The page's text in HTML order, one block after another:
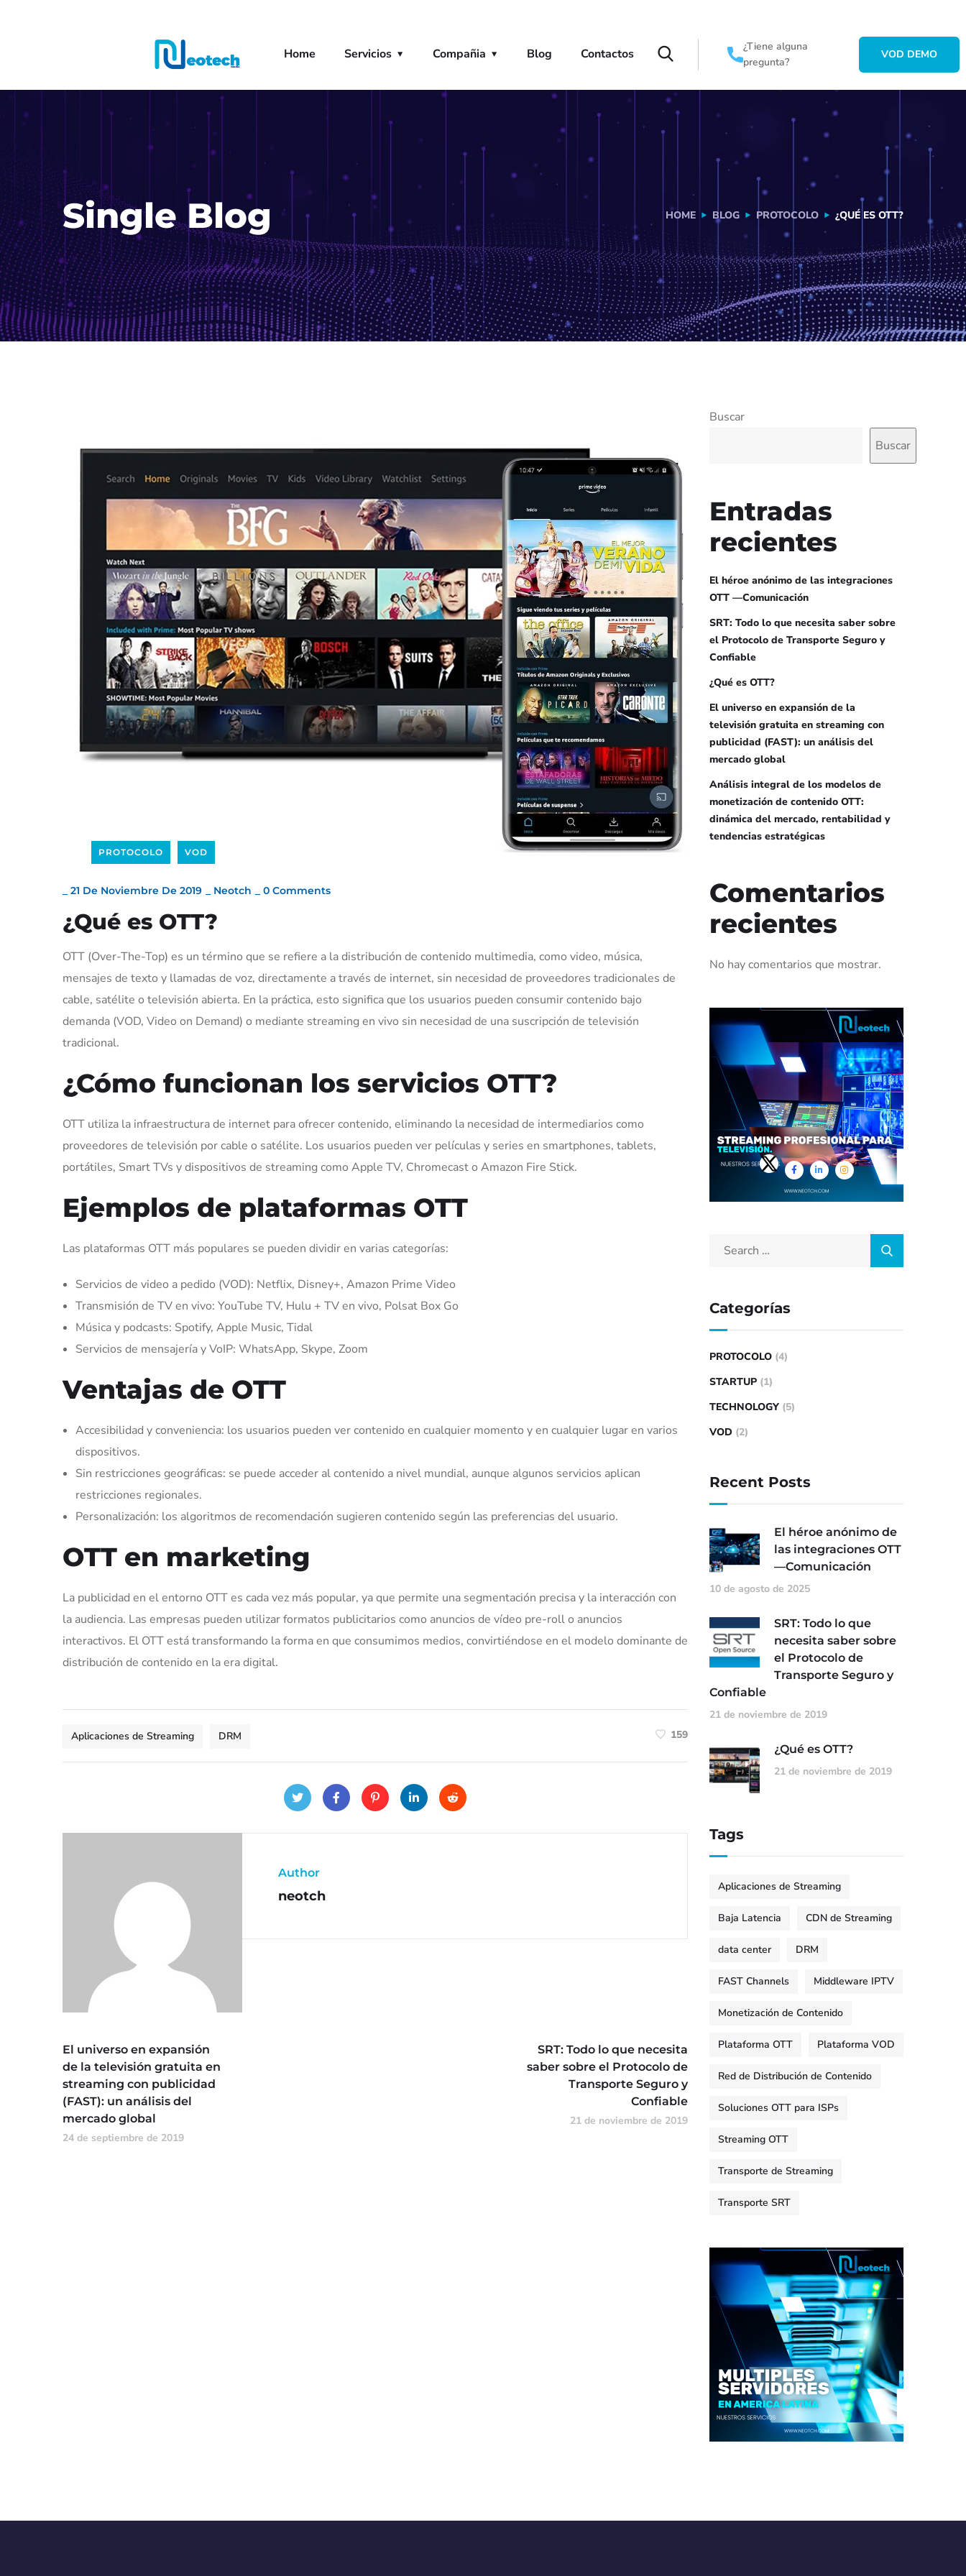
Home Servicios Compañia Blog Contactos
¿Tiene alguna
pregunta?
VOD DEMO
Single Blog HOME BLOG PROTOCOLO ¿QUÉ ES OTT?
PROTOCOLO VOD
21 De Noviembre De 2019 Neotch 0 Comments
¿Qué es OTT?
OTT (Over-The-Top) es un término que se refiere a la distribución de contenido multimedia, como video, música,
mensajes de texto y llamadas de voz, directamente a través de internet, sin necesidad de proveedores tradicionales de
cable, satélite o televisión abierta. En la práctica, esto significa que los usuarios pueden consumir contenido bajo
demanda (VOD, Video on Demand) o mediante streaming en vivo sin necesidad de una suscripción de televisión
tradicional.
¿Cómo funcionan los servicios OTT?
OTT utiliza la infraestructura de internet para ofrecer contenido, eliminando la necesidad de intermediarios como
proveedores de televisión por cable o satélite. Los usuarios pueden ver películas y series en smartphones, tablets,
portátiles, Smart TVs y dispositivos de streaming como Apple TV, Chromecast o Amazon Fire Stick.
Ejemplos de plataformas OTT
Las plataformas OTT más populares se pueden dividir en varias categorías:
Servicios de video a pedido (VOD): Netflix, Disney+, Amazon Prime Video
Transmisión de TV en vivo: YouTube TV, Hulu + TV en vivo, Polsat Box Go
Música y podcasts: Spotify, Apple Music, Tidal
Servicios de mensajería y VoIP: WhatsApp, Skype, Zoom
Ventajas de OTT
Accesibilidad y conveniencia: los usuarios pueden ver contenido en cualquier momento y en cualquier lugar en varios
dispositivos.
Sin restricciones geográficas: se puede acceder al contenido a nivel mundial, aunque algunos servicios aplican
restricciones regionales.
Personalización: los algoritmos de recomendación sugieren contenido según las preferencias del usuario.
OTT en marketing
La publicidad en el entorno OTT es cada vez más popular, ya que permite una segmentación precisa y la interacción con
la audiencia. Las empresas pueden utilizar formatos publicitarios como anuncios de vídeo pre-roll o anuncios
interactivos. El OTT está transformando la forma en que consumimos medios, convirtiéndose en el modelo dominante de
distribución de contenido en la era digital.
Aplicaciones de Streaming DRM 159
Author
neotch
El universo en expansión
de la televisión gratuita en
streaming con publicidad
(FAST): un análisis del
mercado global
24 de septiembre de 2019
SRT: Todo lo que necesita
saber sobre el Protocolo de
Transporte Seguro y
Confiable
21 de noviembre de 2019
Buscar
Buscar
Entradas
recientes
El héroe anónimo de las integraciones
OTT —Comunicación
SRT: Todo lo que necesita saber sobre
el Protocolo de Transporte Seguro y
Confiable
¿Qué es OTT?
El universo en expansión de la
televisión gratuita en streaming con
publicidad (FAST): un análisis del
mercado global
Análisis integral de los modelos de
monetización de contenido OTT:
dinámica del mercado, rentabilidad y
tendencias estratégicas
Comentarios
recientes
No hay comentarios que mostrar.
Categorías
PROTOCOLO (4)
STARTUP (1)
TECHNOLOGY (5)
VOD (2)
Recent Posts
El héroe anónimo de
las integraciones OTT
—Comunicación
10 de agosto de 2025
SRT: Todo lo que
necesita saber sobre
el Protocolo de
Transporte Seguro y
Confiable
21 de noviembre de 2019
¿Qué es OTT?
21 de noviembre de 2019
Tags
Aplicaciones de Streaming
Baja Latencia CDN de Streaming
data center DRM
FAST Channels Middleware IPTV
Monetización de Contenido
Plataforma OTT Plataforma VOD
Red de Distribución de Contenido
Soluciones OTT para ISPs
Streaming OTT
Transporte de Streaming
Transporte SRT